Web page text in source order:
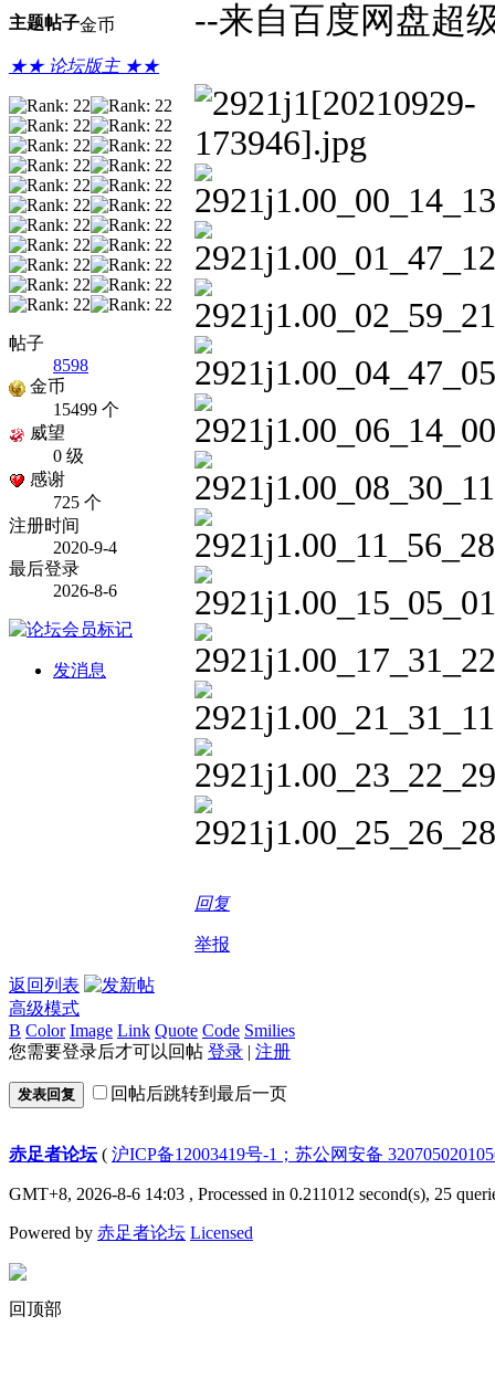
主题帖子金币
★★ 论坛版主 ★★
帖子
8598
金币
15499 个
威望
0 级
感谢
725 个
注册时间
2020-9-4
最后登录
2026-8-6
发消息
--来自百度网盘超
回复
举报
返回列表
高级模式
B Color Image Link Quote Code Smilies
您需要登录后才可以回帖 登录 | 注册
发表回复 回帖后跳转到最后一页
赤足者论坛( 沪ICP备12003419号-1；苏公网安备
GMT+8, 2026-8-6 14:03 , Processed in 0.211012 second(s), 25
Powered by 赤足者论坛 Licensed
回顶部